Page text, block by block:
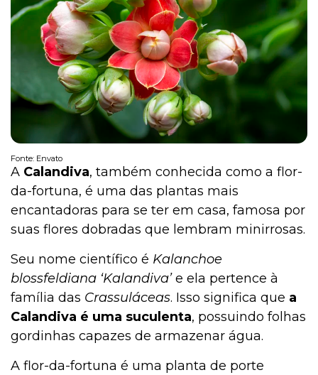
Outros Pets
Casa & Piscina
Jardinagem
Institucional
Fonte: Envato
A Calandiva, também conhecida como a flor-
da-fortuna, é uma das plantas mais
encantadoras para se ter em casa, famosa por
suas flores dobradas que lembram minirrosas.
Seu nome científico é Kalanchoe
blossfeldiana ‘Kalandiva’e ela pertence à
família das Crassuláceas. Isso significa que a
Calandiva é uma suculenta, possuindo folhas
gordinhas capazes de armazenar água.
A flor-da-fortuna é uma planta de porte